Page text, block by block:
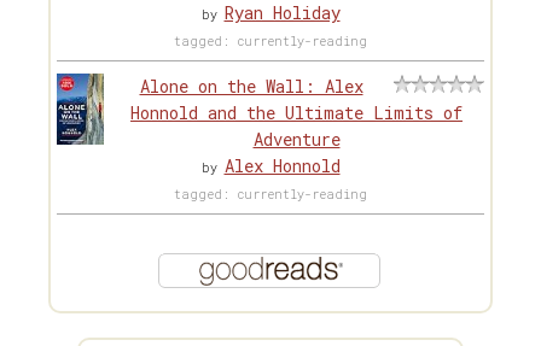
by Ryan Holiday
tagged: currently-reading
Alone on the Wall: Alex
Honnold and the Ultimate Limits of
Adventure
by Alex Honnold
tagged: currently-reading